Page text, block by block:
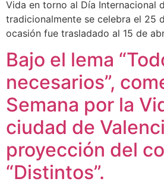
Vida en torno al Día Internacional
tradicionalmente se celebra el 25
ocasión fue trasladado al 15 de
Bajo el lema
necesarios”,
Semana por la
ciudad de
proyección del
“Distintos”.